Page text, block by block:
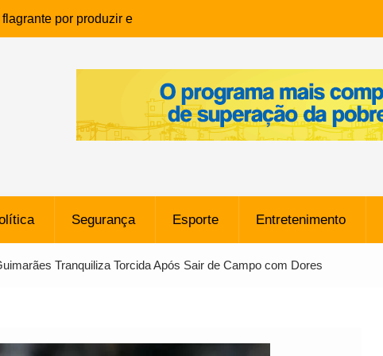
por produzir e
infantil em Eunápolis
morreu após ataque
sem restrições e pode
o Vasco
SpaceX Colide com a Lua
Metros, Afirma a Nasa
Segurança Esporte Entretenimento
Tranquiliza Torcida Após Sair de Campo com Dores